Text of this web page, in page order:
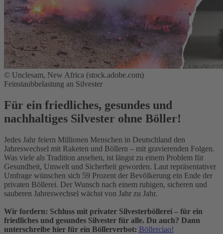
© Unclesam, New Africa (stock.adobe.com)
Feinstaubbelastung an Silvester
Für ein friedliches, gesundes und
nachhaltiges Silvester ohne Böller!
Jedes Jahr feiern Millionen Menschen in Deutschland den
Jahreswechsel mit Raketen und Böllern – mit gravierenden Folgen.
Was viele als Tradition ansehen, ist längst zu einem Problem für
Gesundheit, Umwelt und Sicherheit geworden. Laut repräsentativer
Umfrage wünschen sich 59 Prozent der Bevölkerung ein Ende der
privaten Böllerei. Der Wunsch nach einem ruhigen, sicheren und
sauberen Jahreswechsel wächst von Jahr zu Jahr.
Wir fordern: Schluss mit privater Silvesterböllerei – für ein
friedliches und gesundes Silvester für alle. Du auch? Dann
unterschreibe hier für ein Böllerverbot: Böllerciao!